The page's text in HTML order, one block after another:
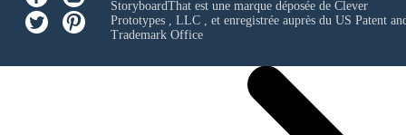
StoryboardThat est une marque déposée de Clever
Prototypes , LLC, et enregistrée auprès du US Patent
Trademark Office